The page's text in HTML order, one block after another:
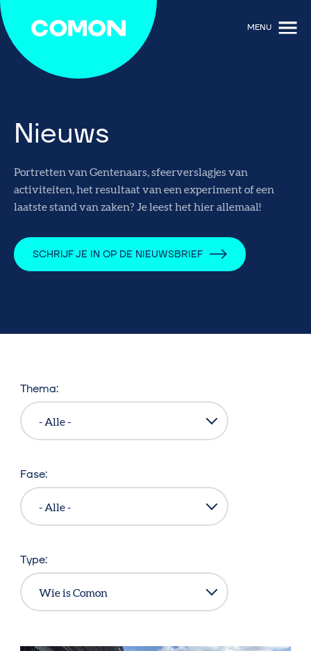
MENU
Nieuws
Portretten van Gentenaars, sfeerverslagjes van
activiteiten, het resultaat van een experiment of een
laatste stand van zaken? Je leest het hier allemaal!
SCHRIJF JE IN OP DE NIEUWSBRIEF
Thema
Fase
Type